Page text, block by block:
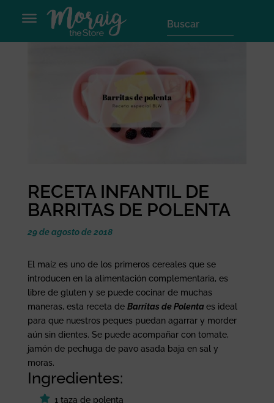
RECETA INFANTIL DE
BARRITAS DE POLENTA
29 de agosto de 2018
El maíz es uno de los primeros cereales que se
introducen en la alimentación complementaria, es
libre de gluten y se puede cocinar de muchas
maneras, esta receta de Barritas de Polenta es ideal
para que nuestros peques puedan agarrar y morder
aún sin dientes. Se puede acompañar con tomate,
jamón de pechuga de pavo asada baja en sal y
moras.
Ingredientes:
1 taza de polenta